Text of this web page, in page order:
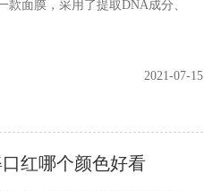
面膜，采用了提取DNA成分、
2021-07-15
红哪个颜色好看